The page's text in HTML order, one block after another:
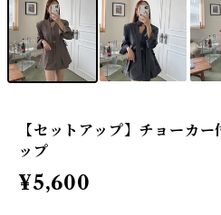
【セットアップ】チョーカ
ップ
¥5,600